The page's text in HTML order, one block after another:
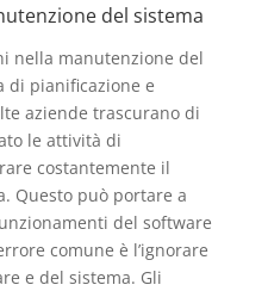
del sistema
nella manutenzione del
di pianificazione e
aziende trascurano di
le attività di
costantemente il
Questo può portare a
del software
comune è l’ignorare
e del sistema. Gli